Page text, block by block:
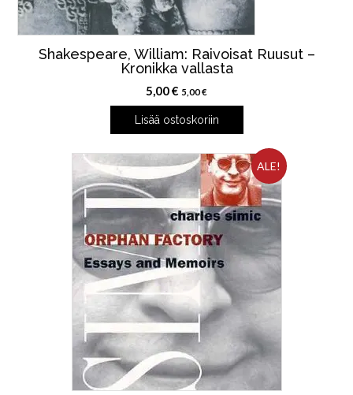
Shakespeare, William: Raivoisat Ruusut –
Kronikka vallasta
5,00€ 5,00€
Lisää ostoskoriin
ALE!